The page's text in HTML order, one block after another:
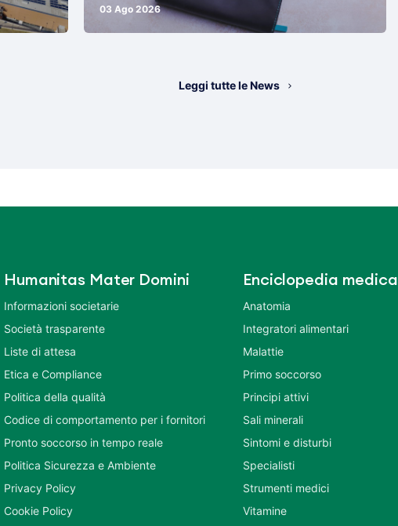
03 Ago 2026
Leggi tutte le News
Humanitas Mater Domini
Informazioni societarie
Società trasparente
Liste di attesa
Etica e Compliance
Politica della qualità
Codice di comportamento per i fornitori
Pronto soccorso in tempo reale
Politica Sicurezza e Ambiente
Privacy Policy
Cookie Policy
Enciclopedia medica
Anatomia
Integratori alimentari
Malattie
Primo soccorso
Principi attivi
Sali minerali
Sintomi e disturbi
Specialisti
Strumenti medici
Vitamine